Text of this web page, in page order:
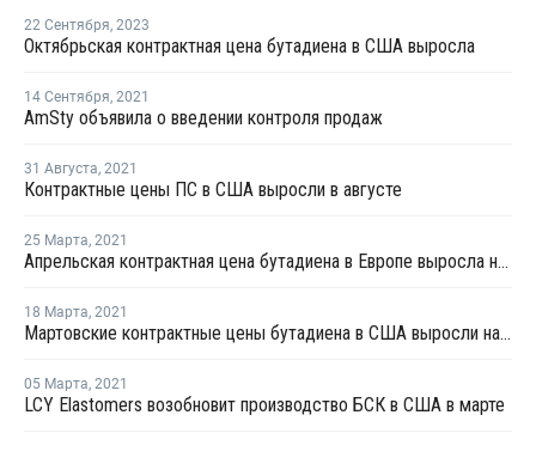
22 Сентября, 2023
Октябрьская контрактная цена бутадиена в США выросла
14 Сентября, 2021
AmSty объявила о введении контроля продаж
31 Августа, 2021
Контрактные цены ПС в США выросли в августе
25 Марта, 2021
Апрельская контрактная цена бутадиена в Европе выросла на EUR80 за тонну
18 Марта, 2021
Мартовские контрактные цены бутадиена в США выросли на USD154 за тонну
05 Марта, 2021
LCY Elastomers возобновит производство БСК в США в марте